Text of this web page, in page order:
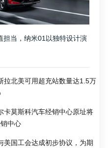
担当，纳米01以独特设计演
拉北美可用超充站数量达1.5万
卡莫斯科汽车经销中心原址将
中心
美国工会达成初步协议，为期